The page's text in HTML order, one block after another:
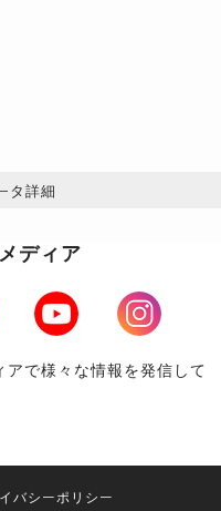
タ詳細
ディア
Youtube
Instagram
で様々な情報を発信して
バシーポリシー